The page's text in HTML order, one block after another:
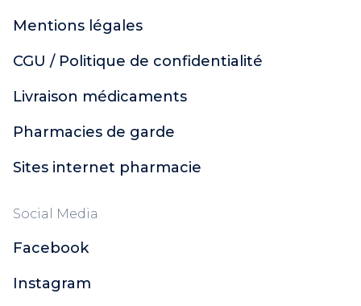
Mentions légales
CGU / Politique de confidentialité
Livraison médicaments
Pharmacies de garde
Sites internet pharmacie
Social Media
Facebook
Instagram